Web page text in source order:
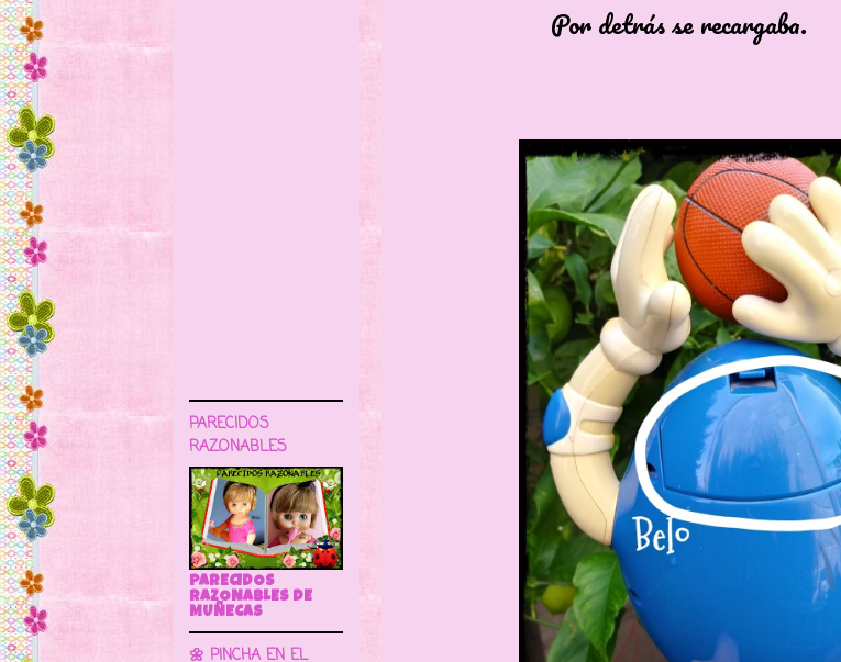
Por detrás se recargaba.
PARECIDOS
RAZONABLES
PARECIDOS
RAZONABLES DE
MUÑECAS
🌼 PINCHA EN EL